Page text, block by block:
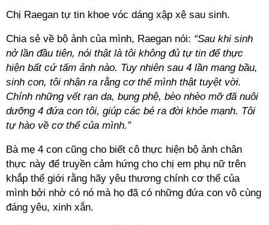
Chị Raegan tự tin khoe vóc dáng xập xệ sau sinh.
Chia sẻ về bộ ảnh của mình, Raegan nói: “Sau khi sinh
nở lần đầu tiên, nói thật là tôi không đủ tự tin để thực
hiện bất cứ tấm ảnh nào. Tuy nhiên sau 4 lần mang bầu,
sinh con, tôi nhận ra rằng cơ thể mình thật tuyệt vời.
Chính những vết rạn da, bụng phệ, bèo nhèo mỡ đã nuôi
dưỡng 4 đứa con tôi, giúp các bé ra đời khỏe mạnh. Tôi
tự hào về cơ thể của mình.”
Bà mẹ 4 con cũng cho biết cô thực hiện bộ ảnh chân
thực này để truyền cảm hứng cho chị em phụ nữ trên
khắp thế giới rằng hãy yêu thương chính cơ thể của
mình bởi nhờ có nó mà họ đã có những đứa con vô cùng
đáng yêu, xinh xắn.